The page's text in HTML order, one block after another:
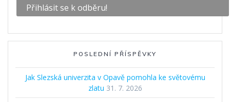
POSLEDNÍ PŘÍSPĚVKY
Jak Slezská univerzita v Opavě pomohla ke světovému
zlatu 31. 7. 2026